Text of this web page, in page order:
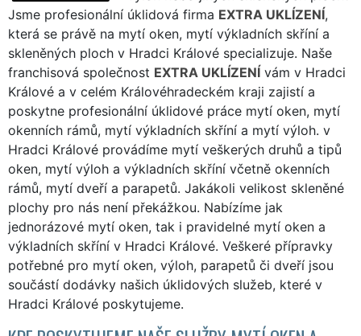
Jsme profesionální úklidová firma EXTRA UKLÍZENÍ,
která se právě na mytí oken, mytí výkladních skříní a
skleněných ploch v Hradci Králové specializuje. Naše
franchisová společnost EXTRA UKLÍZENÍ vám v Hradci
Králové a v celém Královéhradeckém kraji zajistí a
poskytne profesionální úklidové práce mytí oken, mytí
okenních rámů, mytí výkladních skříní a mytí výloh. v
Hradci Králové provádíme mytí veškerých druhů a tipů
oken, mytí výloh a výkladních skříní včetně okenních
rámů, mytí dveří a parapetů. Jakákoli velikost skleněné
plochy pro nás není překážkou. Nabízíme jak
jednorázové mytí oken, tak i pravidelné mytí oken a
výkladních skříní v Hradci Králové. Veškeré přípravky
potřebné pro mytí oken, výloh, parapetů či dveří jsou
součástí dodávky našich úklidových služeb, které v
Hradci Králové poskytujeme.